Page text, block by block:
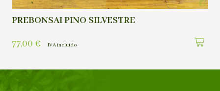
PREBONSAI PINO SILVESTRE
77,00 € IVA incluído